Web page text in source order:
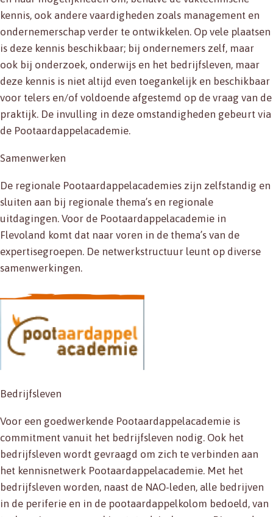
kennis, ook andere vaardigheden zoals management en
ondernemerschap verder te ontwikkelen. Op vele plaatsen
is deze kennis beschikbaar; bij ondernemers zelf, maar
ook bij onderzoek, onderwijs en het bedrijfsleven, maar
deze kennis is niet altijd even toegankelijk en beschikbaar
voor telers en/of voldoende afgestemd op de vraag van de
praktijk. De invulling in deze omstandigheden gebeurt via
de Pootaardappelacademie.
Samenwerken
De regionale Pootaardappelacademies zijn zelfstandig en
sluiten aan bij regionale thema’s en regionale
uitdagingen. Voor de Pootaardappelacademie in
Flevoland komt dat naar voren in de thema’s van de
expertisegroepen. De netwerkstructuur leunt op diverse
samenwerkingen.
Bedrijfsleven
Voor een goedwerkende Pootaardappelacademie is
commitment vanuit het bedrijfsleven nodig. Ook het
bedrijfsleven wordt gevraagd om zich te verbinden aan
het kennisnetwerk Pootaardappelacademie. Met het
bedrijfsleven worden, naast de NAO-leden, alle bedrijven
in de periferie en in de pootaardappelkolom bedoeld, van